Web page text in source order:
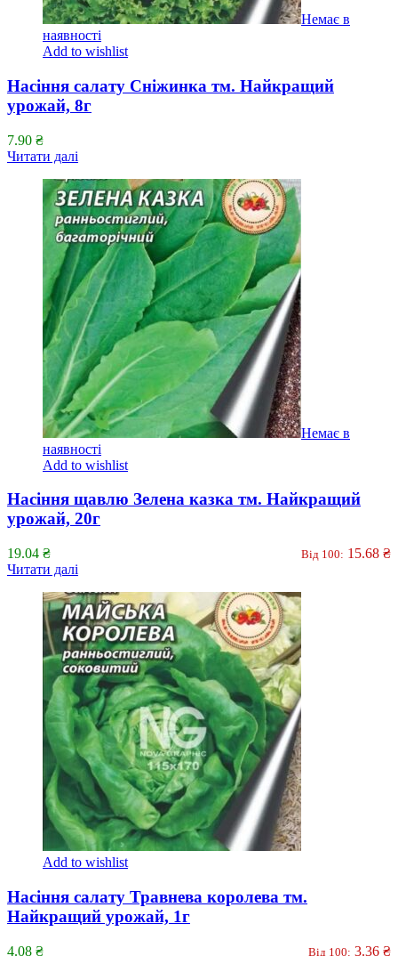
Немає в
наявності
Add to wishlist
Насіння салату Сніжинка тм. Найкращий
урожай, 8г
7.90 ₴
Читати далі
Немає в
наявності
Add to wishlist
Насіння щавлю Зелена казка тм. Найкращий
урожай, 20г
19.04 ₴ Від 100: 15.68 ₴
Читати далі
Add to wishlist
Насіння салату Травнева королева тм.
Найкращий урожай, 1г
4.08 ₴ Від 100: 3.36 ₴